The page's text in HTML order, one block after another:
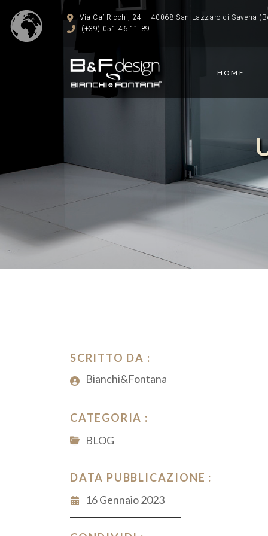
Via Ca’ Ricchi, 24 – 40068 San Lazzaro di Savena
(+39) 051 46 11 89
HOME
SCRITTO DA :
Bianchi&Fontana
CATEGORIA :
BLOG
DATA PUBBLICAZIONE :
16 Gennaio 2023